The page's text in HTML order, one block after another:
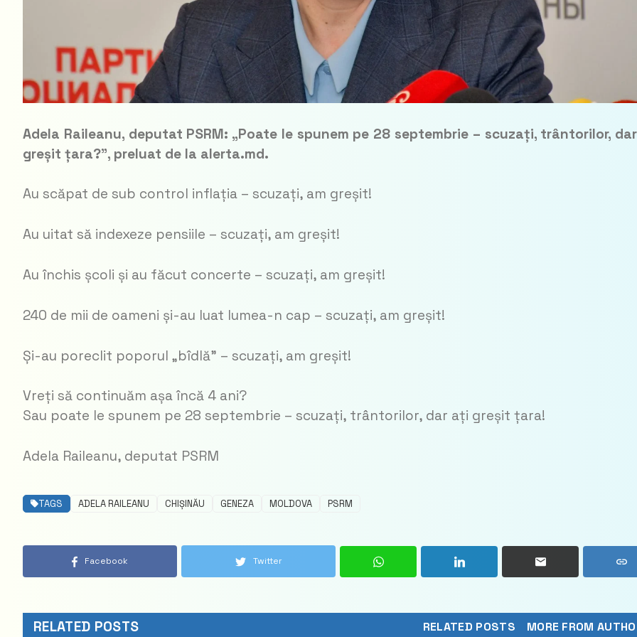
Adela Raileanu, deputat PSRM: „Poate le spunem pe 28 septembrie – scuzați, trântorilor,
greșit țara?”, preluat de la alerta.md.
Au scăpat de sub control inflația – scuzați, am greșit!
Au uitat să indexeze pensiile – scuzați, am greșit!
Au închis școli și au făcut concerte – scuzați, am greșit!
240 de mii de oameni și-au luat lumea-n cap – scuzați, am greșit!
Și-au poreclit poporul „bîdlă” – scuzați, am greșit!
Vreți să continuăm așa încă 4 ani?
Sau poate le spunem pe 28 septembrie – scuzați, trântorilor, dar ați greșit țara!
Adela Raileanu, deputat PSRM
TAGS ADELA RAILEANU CHIȘINĂU GENEZA MOLDOVA PSRM
Facebook Twitter
RELATED POSTS RELATED POSTS MORE FROM